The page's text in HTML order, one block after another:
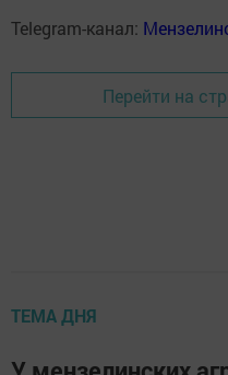
Telegram-канал:
Перейти на
ТЕМА ДНЯ